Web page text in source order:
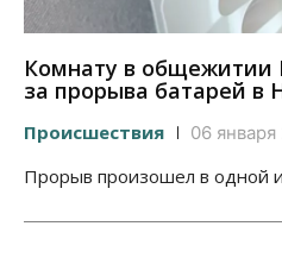
Комнату в общежитии
за прорыва батарей в
Происшествия 06 января
Прорыв произошел в одной